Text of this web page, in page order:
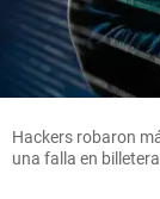
Hackers robaron
una falla en